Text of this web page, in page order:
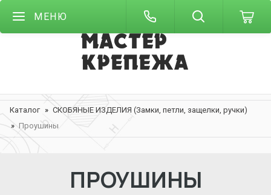
МЕНЮ
Каталог
СКОБЯНЫЕ ИЗДЕЛИЯ (Замки, петли, защелки, ручки)
Проушины
ПРОУШИНЫ